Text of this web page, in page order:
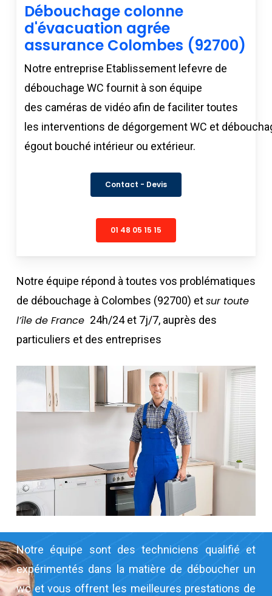
Débouchage colonne
d'évacuation agrée
assurance Colombes (92700)
Notre entreprise Etablissement lefevre de
débouchage WC fournit à son équipe
des caméras de vidéo afin de faciliter toutes
les interventions de dégorgement WC et
égout bouché intérieur ou extérieur.
Contact - Devis
01 48 05 15 15
Notre équipe répond à toutes vos problématiques
de débouchage à Colombes (92700) etsur toute
l’île de France 24h/24 et 7j/7, auprès des
particuliers et des entreprises
Notre équipe sont des techniciens qualifié et
expérimentés dans la matière de déboucher un
wc et vous offrent les meilleures prestations de